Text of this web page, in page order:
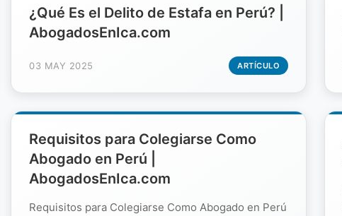
¿Qué Es el Delito de Estafa en Perú? |
AbogadosEnIca.com
03 MAY 2025 ARTÍCULO
Requisitos para Colegiarse Como
Abogado en Perú |
AbogadosEnIca.com
Requisitos para Colegiarse Como Abogado en Perú